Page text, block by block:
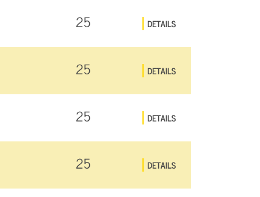
25 DETAILS
25 DETAILS
25 DETAILS
25 DETAILS